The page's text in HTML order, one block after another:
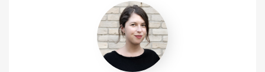
Laurène
Bounaud